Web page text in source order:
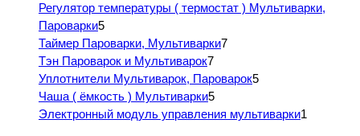
Регулятор температуры ( термостат ) Мультиварки,
Пароварки5
Таймер Пароварки, Мультиварки7
Тэн Пароварок и Мультиварок7
Уплотнители Мультиварок, Пароварок5
Чаша ( ёмкость ) Мультиварки5
Электронный модуль управления мультиварки1